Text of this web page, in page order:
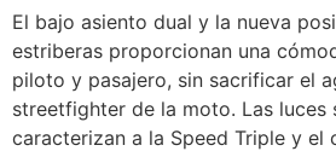
El bajo asiento dual y la nueva
estriberas proporcionan una
piloto y pasajero, sin sacrificar el
streetfighter de la moto. Las luces
caracterizan a la Speed Triple y el